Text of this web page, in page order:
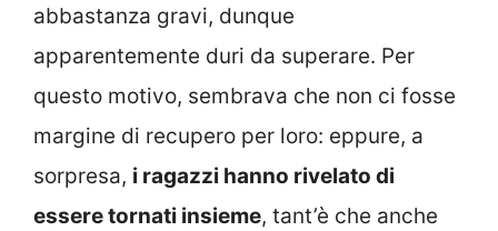
abbastanza gravi, dunque
apparentemente duri da superare. Per
questo motivo, sembrava che non ci fosse
margine di recupero per loro: eppure, a
sorpresa, i ragazzi hanno rivelato di
essere tornati insieme, tant’è che anche